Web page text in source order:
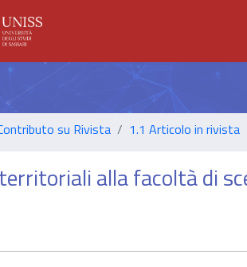
su Rivista 1.1 Articolo in rivista
alla facoltà di